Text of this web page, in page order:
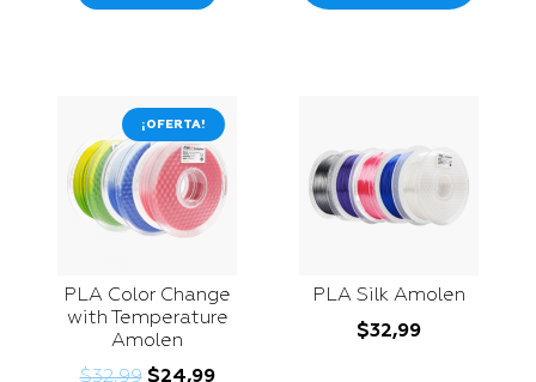
¡OFERTA!
PLA Color Change
with Temperature
Amolen
$32,99 $24,99
PLA Silk Amolen
$32,99